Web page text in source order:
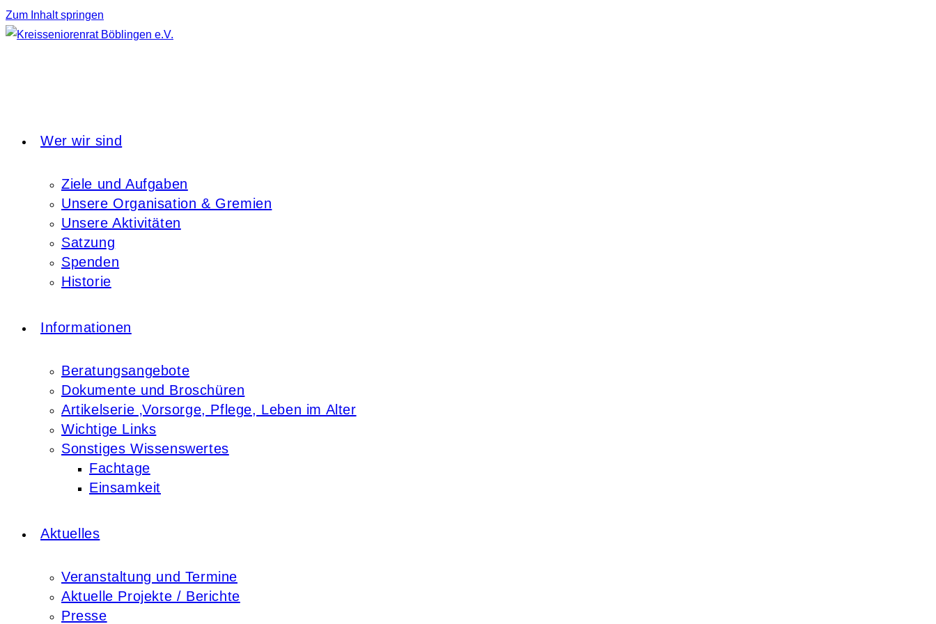
Zum Inhalt springen
Wer wir sind
Ziele und Aufgaben
Unsere Organisation & Gremien
Unsere Aktivitäten
Satzung
Spenden
Historie
Informationen
Beratungsangebote
Dokumente und Broschüren
Artikelserie ‚Vorsorge, Pflege, Leben im Alter
Wichtige Links
Sonstiges Wissenswertes
Fachtage
Einsamkeit
Aktuelles
Veranstaltung und Termine
Aktuelle Projekte / Berichte
Presse